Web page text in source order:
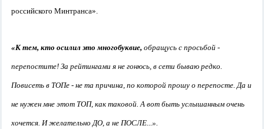
российского Минтранса».
«К тем, кто осилил это многобуквие, обращусь с просьбой -
перепостите! За рейтингами я не гонюсь, в сети бываю редко.
Повисеть в ТОПе - не та причина, по которой прошу о перепосте. Да и
не нужен мне этот ТОП, как таковой. А вот быть услышанным очень
хочется. И желательно ДО, а не ПОСЛЕ...».